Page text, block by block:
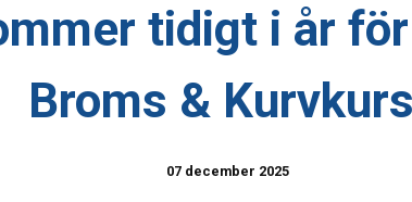
tidigt i år för
Broms &
07 december 2025